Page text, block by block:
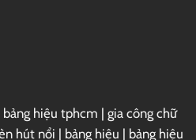
bảng hiệu tphcm | gia công chữ
hút nổi | bảng hiệu | bảng hiệu